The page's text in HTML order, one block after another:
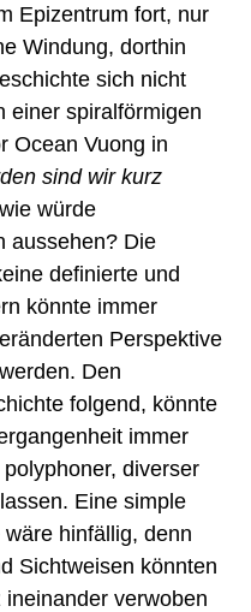
Epizentrum fort, nur
Windung, dorthin
sich nicht
einer spiralförmigen
Ocean Vuong in
sind wir kurz
würde
aussehen? Die
definierte und
könnte immer
Perspektive
Den
folgend, könnte
immer
diverser
Eine simple
hinfällig, denn
Sichtweisen könnten
verwoben